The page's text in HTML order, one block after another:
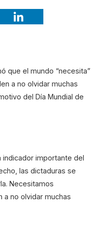
que el mundo “necesita”
a no olvidar muchas
del Día Mundial de
indicador importante del
las dictaduras se
Necesitamos
a no olvidar muchas